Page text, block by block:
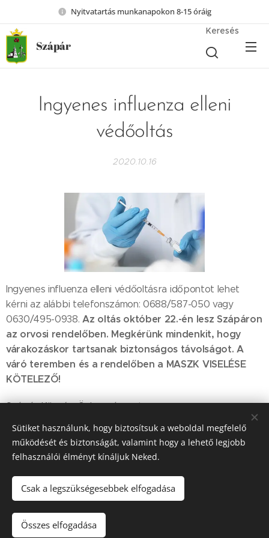
Nyitvatartás munkanapokon 8-15 óráig
Szápár
Keresés
Ingyenes influenza elleni
védőoltás
2020.10.16
Ingyenes influenza elleni védőoltásra időpontot lehet
kérni az alábbi telefonszámon: 0688/587-050 vagy
0630/495-0938.Az oltás október 22.-én lesz Szápáron
az orvosi rendelőben. Megkérünk mindenkit, hogy
várakozáskor tartsanak biztonságos távolságot. A
váró teremben és a rendelőben a MASZK VISELÉSE
KÖTELEZŐ!
Szápár Község Önkormányzata
2022. Szápár Község Önkormányzata © Minden jog fenntartva.
Sütiket használunk, hogy biztosítsuk a weboldal megfelelő
működését és biztonságát, valamint hogy a lehető legjobb
felhasználói élményt kínáljuk Neked.
Csak a legszükségesebbek elfogadása
Összes elfogadása